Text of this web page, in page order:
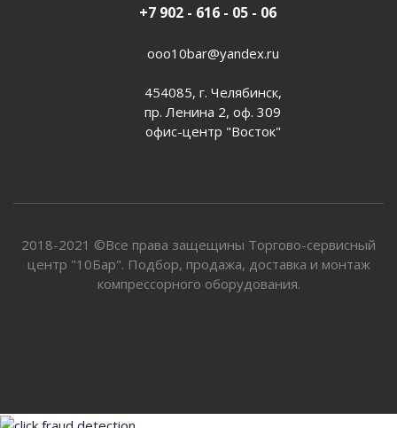
+7 902 - 616 - 05 - 06
ooo10bar@yandex.ru
454085, г. Челябинск,
пр. Ленина 2, оф. 309
офис-центр "Восток"
2018-2021 ©Все права защещины Торгово-сервисный
центр "10Бар". Подбор, продажа, доставка и монтаж
компрессорного оборудования.